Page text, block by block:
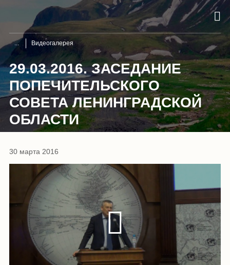
Видеогалерея
29.03.2016. ЗАСЕДАНИЕ
ПОПЕЧИТЕЛЬСКОГО
СОВЕТА ЛЕНИНГРАДСКОЙ
ОБЛАСТИ
30 марта 2016